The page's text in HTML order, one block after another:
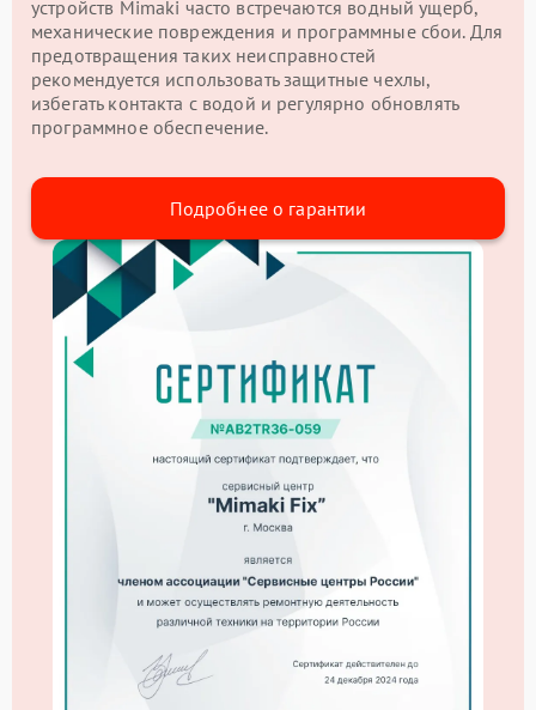
устройств Mimaki часто встречаются водный ущерб,
механические повреждения и программные сбои. Для
предотвращения таких неисправностей
рекомендуется использовать защитные чехлы,
избегать контакта с водой и регулярно обновлять
программное обеспечение.
Подробнее о гарантии